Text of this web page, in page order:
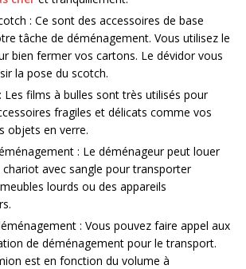
: Ce sont des accessoires de base
tâche de déménagement. Vous utilisez le
bien fermer vos cartons. Le dévidor vous
la pose du scotch.
Les films à bulles sont très utilisés pour
fragiles et délicats comme vos
objets en verre.
: Le déménageur peut louer
avec sangle pour transporter
lourds ou des appareils
: Vous pouvez faire appel aux
de déménagement pour le transport.
est en fonction du volume à